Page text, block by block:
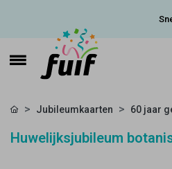
Jubileumkaarten 60 jaar
Huwelijksjubileum